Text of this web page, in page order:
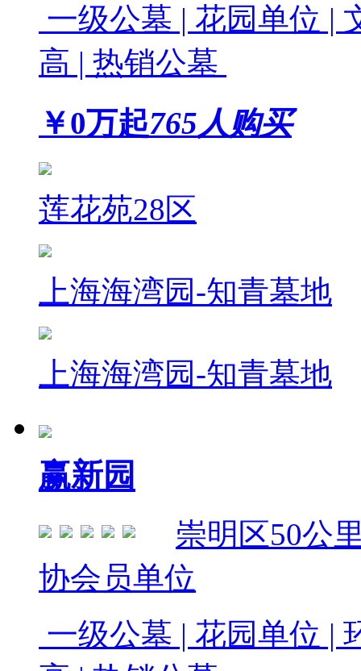
一级公墓 | 花园单位 |
高 | 热销公墓
￥0万起765人购买
莲花苑28区
上海海湾园-知青墓地
上海海湾园-知青墓地
赢新园
崇明区50公
协会员单位
一级公墓 | 花园单位 |